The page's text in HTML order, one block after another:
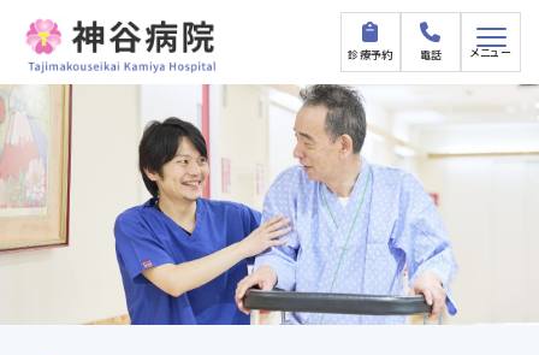
診療予約 電話 メニュー